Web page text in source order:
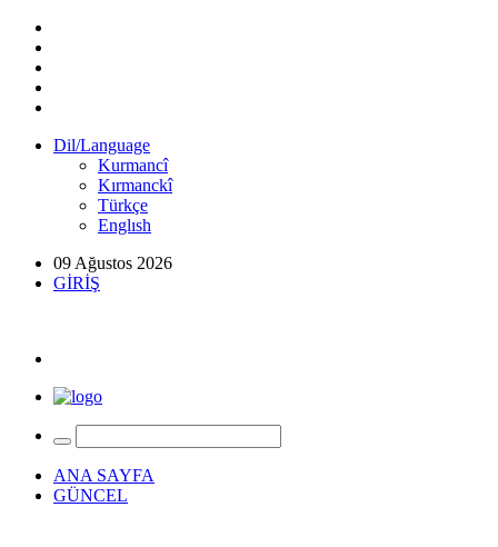
Dil/Language
Kurmancî
Kırmanckî
Türkçe
Englısh
09 Ağustos 2026
GİRİŞ
ANA SAYFA
GÜNCEL